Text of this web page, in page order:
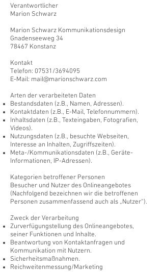
Verantwortlicher
Marion Schwarz
Marion Schwarz Kommunikationsdesign
Gnadenseeweg 34
78467 Konstanz
Kontakt
Telefon: 07531/3694095
E-Mail: mail@marionschwarz.com
Arten der verarbeiteten Daten
Bestandsdaten (z.B., Namen, Adressen).
Kontaktdaten (z.B., E-Mail, Telefonnummern).
Inhaltsdaten (z.B., Texteingaben, Fotografien,
Videos).
Nutzungsdaten (z.B., besuchte Webseiten,
Interesse an Inhalten, Zugriffszeiten).
Meta-/Kommunikationsdaten (z.B., Geräte-
Informationen, IP-Adressen).
Kategorien betroffener Personen
Besucher und Nutzer des Onlineangebotes
(Nachfolgend bezeichnen wir die betroffenen
Personen zusammenfassend auch als „Nutzer“).
Zweck der Verarbeitung
Zurverfügungstellung des Onlineangebotes,
seiner Funktionen und Inhalte.
Beantwortung von Kontaktanfragen und
Kommunikation mit Nutzern.
Sicherheitsmaßnahmen.
Reichweitenmessung/Marketing